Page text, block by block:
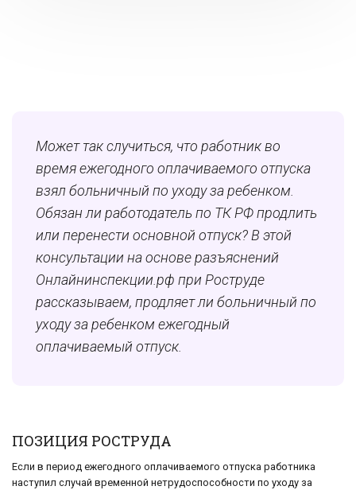
Может так случиться, что работник во
время ежегодного оплачиваемого отпуска
взял больничный по уходу за ребенком.
Обязан ли работодатель по ТК РФ продлить
или перенести основной отпуск? В этой
консультации на основе разъяснений
Онлайнинспекции.рф при Роструде
рассказываем, продляет ли больничный по
уходу за ребенком ежегодный
оплачиваемый отпуск.
ПОЗИЦИЯ РОСТРУДА
Если в период ежегодного оплачиваемого отпуска работника
наступил случай временной нетрудоспособности по уходу за